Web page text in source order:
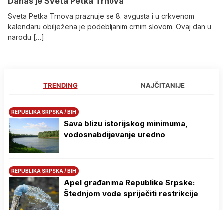
Sveta Petka Trnova praznuje se 8. avgusta i u crkvenom
kalendaru obilježena je podebljanim crnim slovom. Ovaj dan u
narodu […]
TRENDING NAJČITANIJE
REPUBLIKA SRPSKA / BIH
Sava blizu istorijskog minimuma,
vodosnabdijevanje uredno
REPUBLIKA SRPSKA / BIH
Apel građanima Republike Srpske:
Štednjom vode spriječiti restrikcije